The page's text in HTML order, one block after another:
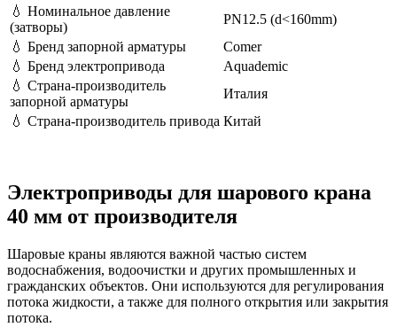
💧 Номинальное давление
(затворы)
PN12.5 (d<160mm)
💧 Бренд запорной арматуры
Comer
💧 Бренд электропривода
Aquademic
💧 Страна-производитель
запорной арматуры
Италия
💧 Страна-производитель привода Китай
Электроприводы для шарового крана
40 мм от производителя
Шаровые краны являются важной частью систем
водоснабжения, водоочистки и других промышленных и
гражданских объектов. Они используются для регулирования
потока жидкости, а также для полного открытия или закрытия
потока.